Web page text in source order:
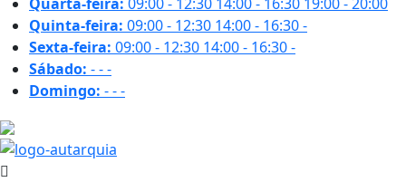
Quinta-feira: 09:00 - 12:30 14:00 - 16:30-
Sexta-feira: 09:00 - 12:30 14:00 - 16:30-
Sábado: ---
Domingo: ---